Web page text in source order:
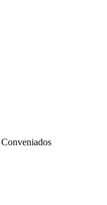
Conveniados